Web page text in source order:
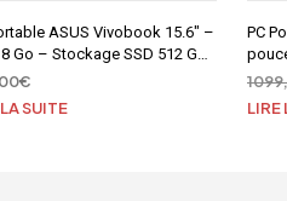
ASUS Vivobook 15.6″ –
Go – Stockage SSD 512 Go
7 3700U
€
SUITE
PC
SSD
LIRE